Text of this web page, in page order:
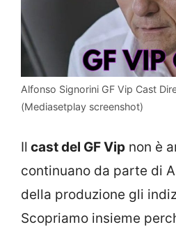
Alfonso Signorini GF Vip Cast
(Mediasetplay screenshot)
Il cast del GF Vip non è
continuano da parte di
della produzione gli
Scopriamo insieme